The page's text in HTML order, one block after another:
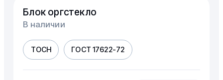
Блок оргстекло
В наличии
ТОСН ГОСТ 17622-72